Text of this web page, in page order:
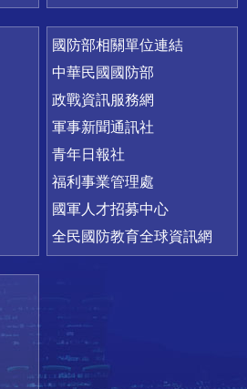
國防部相關單位連結
中華民國國防部
政戰資訊服務網
軍事新聞通訊社
青年日報社
福利事業管理處
國軍人才招募中心
全民國防教育全球資訊網